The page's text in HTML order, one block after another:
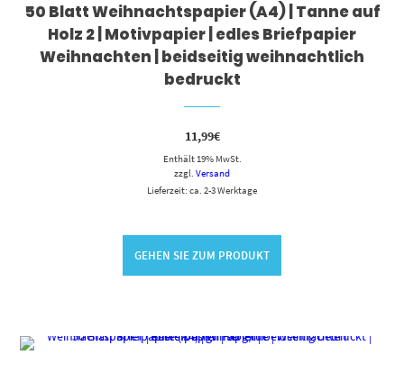
50 Blatt Weihnachtspapier (A4) | Tanne auf
Holz 2 | Motivpapier | edles Briefpapier
Weihnachten | beidseitig weihnachtlich
bedruckt
11,99€
Enthält 19% MwSt.
zzgl. Versand
Lieferzeit: ca. 2-3 Werktage
GEHEN SIE ZUM PRODUKT